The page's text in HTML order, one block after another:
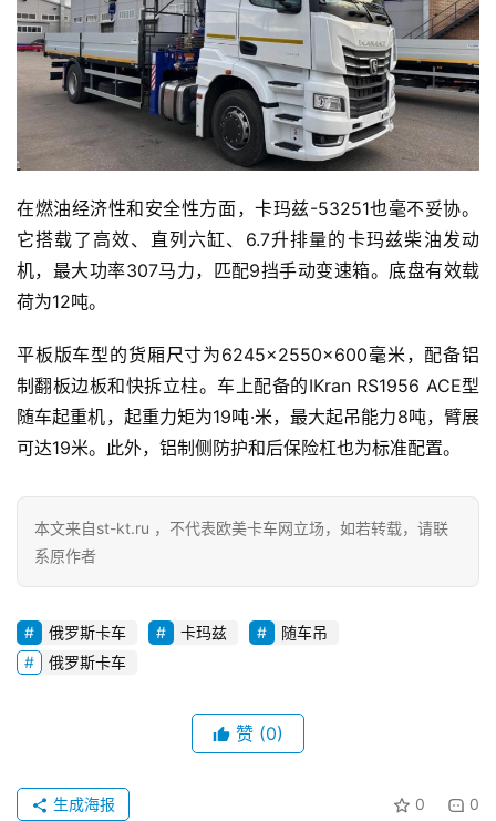
页
独
资
视
专
题
登录
在燃油经济性和安全性方面，卡玛兹-53251也毫不妥协。
它搭载了高效、直列六缸、6.7升排量的卡玛兹柴油发动
机，最大功率307马力，匹配9挡手动变速箱。底盘有效载
荷为12吨。
平板版车型的货厢尺寸为6245×2550×600毫米，配备铝
制翻板边板和快拆立柱。车上配备的IKran RS1956 ACE型
随车起重机，起重力矩为19吨·米，最大起吊能力8吨，臂展
可达19米。此外，铝制侧防护和后保险杠也为标准配置。
本文来自st-kt.ru ，不代表欧美卡车网立场，如若转载，请联
系原作者
俄罗斯卡车 卡玛兹
随车吊
俄罗斯卡车
赞 (0)
0 0
生成海报